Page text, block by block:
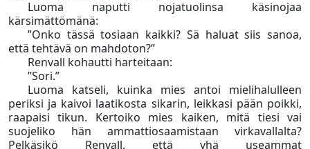
Luoma naputti nojatuolinsa käsinojaa
kärsimättömänä:
”Onko tässä tosiaan kaikki? Sä haluat siis sanoa,
että tehtävä on mahdoton?”
Renvall kohautti harteitaan:
”Sori.”
Luoma katseli, kuinka mies antoi mielihalulleen
periksi ja kaivoi laatikosta sikarin, leikkasi pään poikki,
raapaisi tikun. Kertoiko mies kaiken, mitä tiesi vai
suojeliko hän ammattiosaamistaan virkavallalta?
Pelkäsikö Renvall, että yhä useammat